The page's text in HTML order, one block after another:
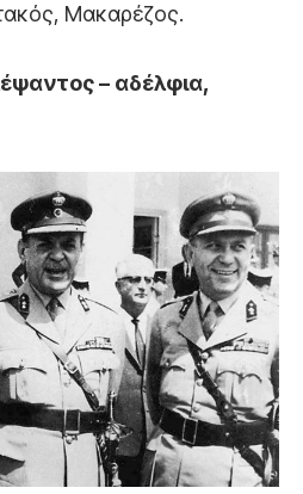
Μακαρέζος.
– αδέλφια,